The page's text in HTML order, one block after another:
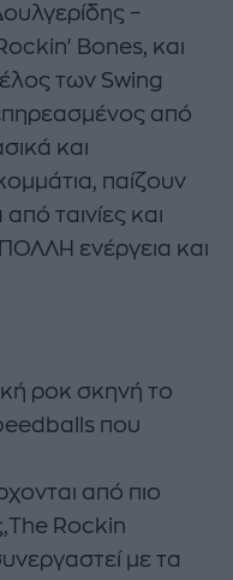
–
Bones, και
των Swing
από
και
παίζουν
ταινίες και
ενέργεια και
ροκ σκηνή το
που
από πιο
Rockin
με τα